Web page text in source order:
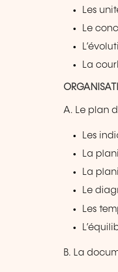
Les
Le
La
A. Le plan
Les
La
La
Le
Les
B. La